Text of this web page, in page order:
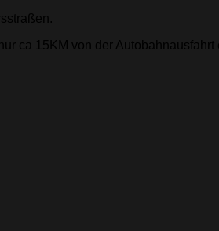
ca 15KM von der Autobahnausfahrt